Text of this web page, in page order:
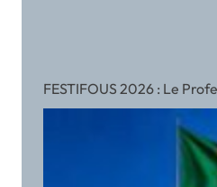
FESTIFOUS 2026 : Le